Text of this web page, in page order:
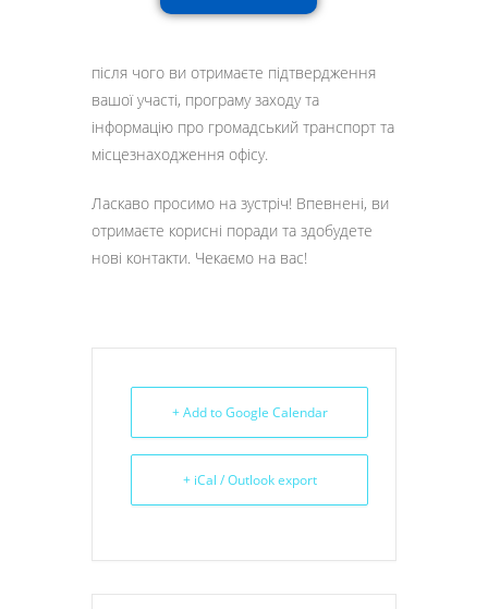
після чого ви отримаєте підтвердження
вашої участі, програму заходу та
інформацію про громадський транспорт та
місцезнаходження офісу.
Ласкаво просимо на зустріч! Впевнені, ви
отримаєте корисні поради та здобудете
нові контакти. Чекаємо на вас!
+ Add to Google Calendar
+ iCal / Outlook export